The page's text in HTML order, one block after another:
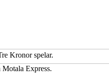
Kronor spelar.